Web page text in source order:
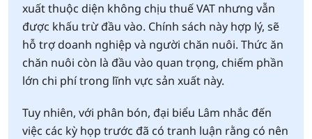
xuất thuộc diện không chịu thuế VAT nhưng vẫn
được khấu trừ đầu vào. Chính sách này hợp lý, sẽ
hỗ trợ doanh nghiệp và người chăn nuôi. Thức ăn
chăn nuôi còn là đầu vào quan trọng, chiếm phần
lớn chi phí trong lĩnh vực sản xuất này.
Tuy nhiên, với phân bón, đại biểu Lâm nhắc đến
việc các kỳ họp trước đã có tranh luận rằng có nên